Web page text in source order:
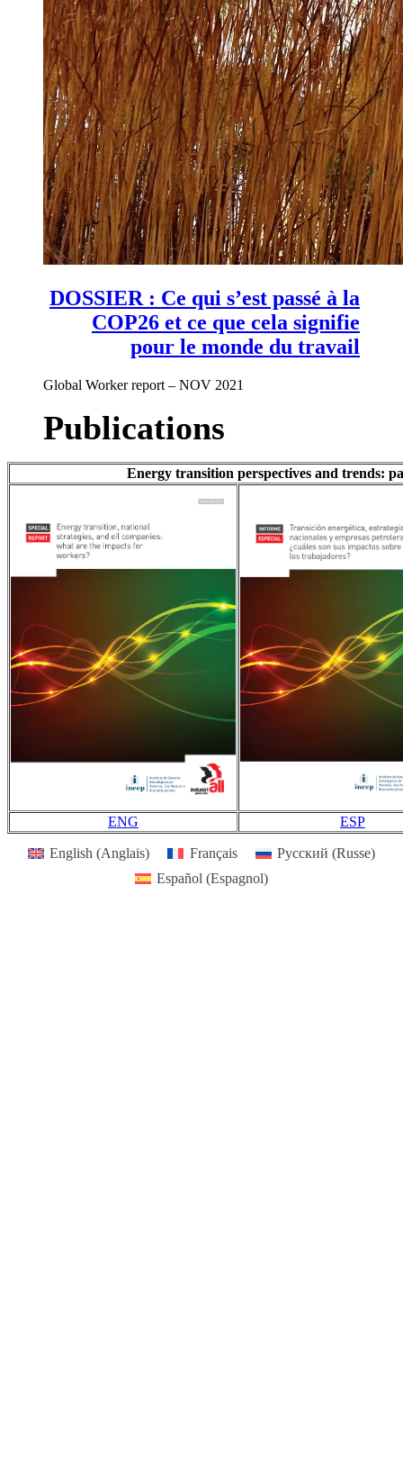
DOSSIER : Ce qui s’est passé à la
COP26 et ce que cela signifie
pour le monde du travail
Global Worker report – NOV 2021
Publications
Energy transition perspectives and trends:
ENG ESP
English (Anglais) Français Русский (Russe)
Español (Espagnol)